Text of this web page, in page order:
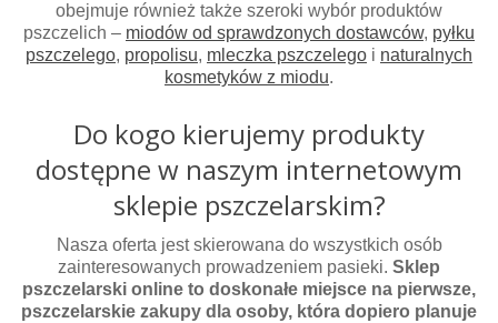
obejmuje również także szeroki wybór produktów
pszczelich – miodów od sprawdzonych dostawców, pyłku
pszczelego, propolisu, mleczka pszczelego i naturalnych
kosmetyków z miodu.
Do kogo kierujemy produkty
dostępne w naszym internetowym
sklepie pszczelarskim?
Nasza oferta jest skierowana do wszystkich osób
zainteresowanych prowadzeniem pasieki. Sklep
pszczelarski online to doskonałe miejsce na pierwsze,
pszczelarskie zakupy dla osoby, która dopiero planuje